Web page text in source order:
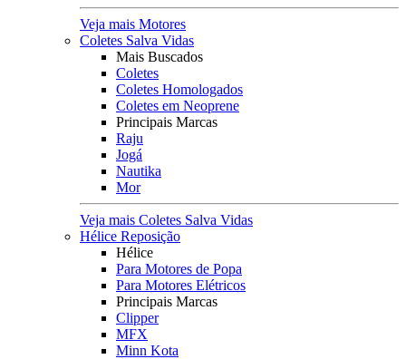
Veja mais Motores
Coletes Salva Vidas
Mais Buscados
Coletes
Coletes Homologados
Coletes em Neoprene
Principais Marcas
Raju
Jogá
Nautika
Mor
Veja mais Coletes Salva Vidas
Hélice Reposição
Hélice
Para Motores de Popa
Para Motores Elétricos
Principais Marcas
Clipper
MFX
Minn Kota